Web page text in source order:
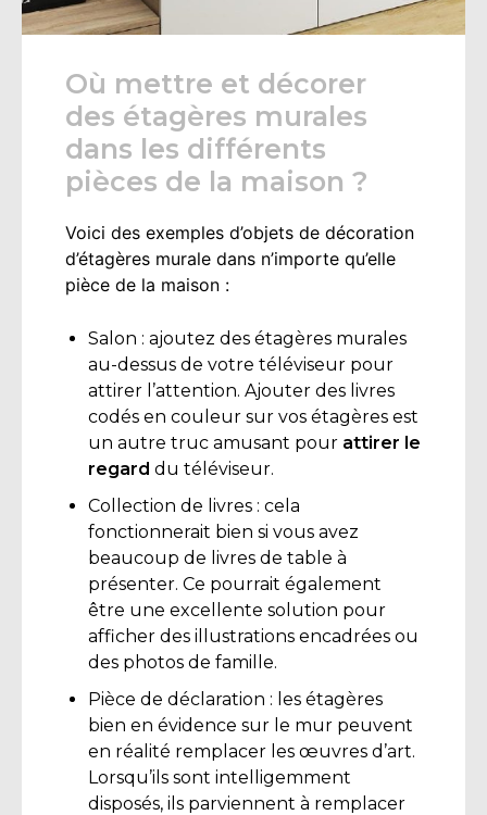
Où mettre et décorer
des étagères murales
dans les différents
pièces de la maison ?
Voici des exemples d’objets de décoration
d’étagères murale dans n’importe qu’elle
pièce de la maison :
Salon : ajoutez des étagères murales
au-dessus de votre téléviseur pour
attirer l’attention. Ajouter des livres
codés en couleur sur vos étagères est
un autre truc amusant pour attirer le
regard du téléviseur.
Collection de livres : cela
fonctionnerait bien si vous avez
beaucoup de livres de table à
présenter. Ce pourrait également
être une excellente solution pour
afficher des illustrations encadrées ou
des photos de famille.
Pièce de déclaration : les étagères
bien en évidence sur le mur peuvent
en réalité remplacer les œuvres d’art.
Lorsqu’ils sont intelligemment
disposés, ils parviennent à remplacer